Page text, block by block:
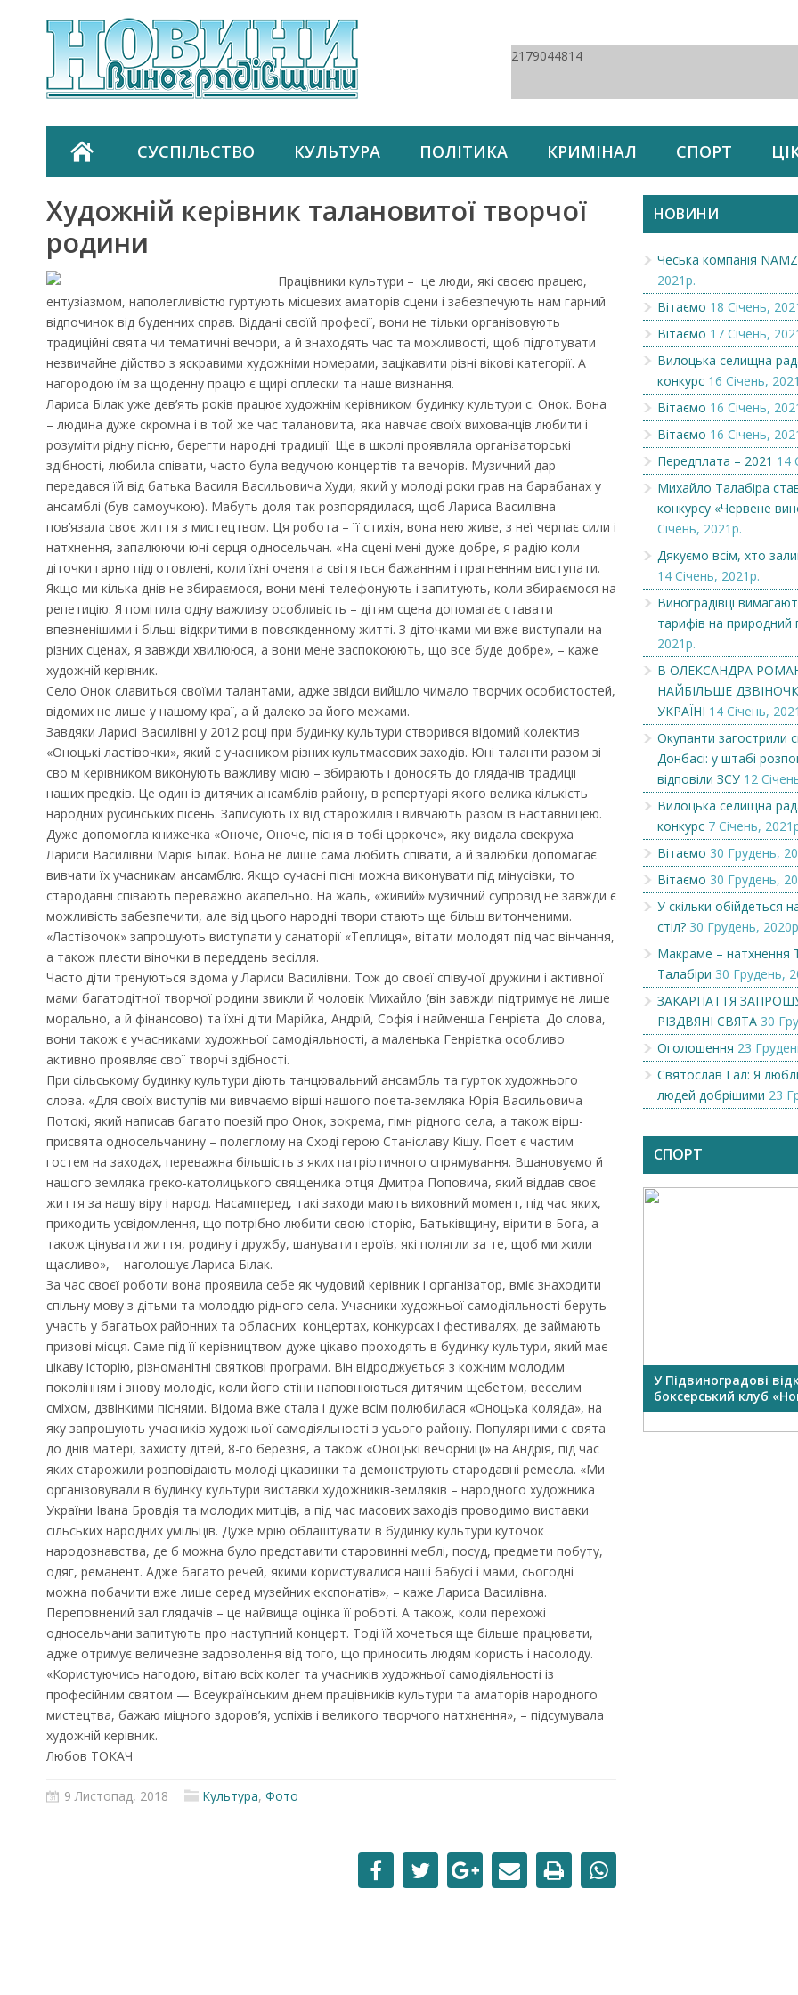
2179044814
СУСПІЛЬСТВО КУЛЬТУРА ПОЛІТИКА КРИМІНАЛ СПОРТ
Художній керівник талановитої творчої
родини
Працівники культури – це люди, які своєю працею,
ентузіазмом, наполегливістю гуртують місцевих аматорів сцени і забезпечують нам гарний
відпочинок від буденних справ. Віддані своїй професії, вони не тільки організовують
традиційні свята чи тематичні вечори, а й знаходять час та можливості, щоб підготувати
незвичайне дійство з яскравими художніми номерами, зацікавити різні вікові категорії. А
нагородою їм за щоденну працю є щирі оплески та наше визнання.
Лариса Білак уже дев’ять років працює художнім керівником будинку культури с. Онок. Вона
– людина дуже скромна і в той же час талановита, яка навчає своїх вихованців любити і
розуміти рідну пісню, берегти народні традиції. Ще в школі проявляла організаторські
здібності, любила співати, часто була ведучою концертів та вечорів. Музичний дар
передався їй від батька Василя Васильовича Худи, який у молоді роки грав на барабанах у
ансамблі (був самоучкою). Мабуть доля так розпорядилася, щоб Лариса Василівна
пов’язала своє життя з мистецтвом. Ця робота – її стихія, вона нею живе, з неї черпає сили і
натхнення, запалюючи юні серця односельчан. «На сцені мені дуже добре, я радію коли
діточки гарно підготовлені, коли їхні оченята світяться бажанням і прагненням виступати.
Якщо ми кілька днів не збираємося, вони мені телефонують і запитують, коли збираємося на
репетицію. Я помітила одну важливу особливість – дітям сцена допомагає ставати
впевненішими і більш відкритими в повсякденному житті. З діточками ми вже виступали на
різних сценах, я завжди хвилююся, а вони мене заспокоюють, що все буде добре», – каже
художній керівник.
Село Онок славиться своїми талантами, адже звідси вийшло чимало творчих особистостей,
відомих не лише у нашому краї, а й далеко за його межами.
Завдяки Ларисі Василівні у 2012 році при будинку культури створився відомий колектив
«Оноцькі ластівочки», який є учасником різних культмасових заходів. Юні таланти разом зі
своїм керівником виконують важливу місію – збирають і доносять до глядачів традиції
наших предків. Це один із дитячих ансамблів району, в репертуарі якого велика кількість
народних русинських пісень. Записують їх від старожилів і вивчають разом із наставницею.
Дуже допомогла книжечка «Оноче, Оноче, пісня в тобі цоркоче», яку видала свекруха
Лариси Василівни Марія Білак. Вона не лише сама любить співати, а й залюбки допомагає
вивчати їх учасникам ансамблю. Якщо сучасні пісні можна виконувати під мінусівки, то
стародавні співають переважно акапельно. На жаль, «живий» музичний супровід не завжди є
можливість забезпечити, але від цього народні твори стають ще більш витонченими.
«Ластівочок» запрошують виступати у санаторії «Теплиця», вітати молодят під час вінчання,
а також плести віночки в переддень весілля.
Часто діти тренуються вдома у Лариси Василівни. Тож до своєї співучої дружини і активної
мами багатодітної творчої родини звикли й чоловік Михайло (він завжди підтримує не лише
морально, а й фінансово) та їхні діти Марійка, Андрій, Софія і найменша Генрієта. До слова,
вони також є учасниками художньої самодіяльності, а маленька Генрієтка особливо
активно проявляє свої творчі здібності.
При сільському будинку культури діють танцювальний ансамбль та гурток художнього
слова. «Для своїх виступів ми вивчаємо вірші нашого поета-земляка Юрія Васильовича
Потокі, який написав багато поезій про Онок, зокрема, гімн рідного села, а також вірш-
присвята односельчанину – полеглому на Сході герою Станіславу Кішу. Поет є частим
гостем на заходах, переважна більшість з яких патріотичного спрямування. Вшановуємо й
нашого земляка греко-католицького священика отця Дмитра Поповича, який віддав своє
життя за нашу віру і народ. Насамперед, такі заходи мають виховний момент, під час яких,
приходить усвідомлення, що потрібно любити свою історію, Батьківщину, вірити в Бога, а
також цінувати життя, родину і дружбу, шанувати героїв, які полягли за те, щоб ми жили
щасливо», – наголошує Лариса Білак.
За час своєї роботи вона проявила себе як чудовий керівник і організатор, вміє знаходити
спільну мову з дітьми та молоддю рідного села. Учасники художньої самодіяльності беруть
участь у багатьох районних та обласних концертах, конкурсах і фестивалях, де займають
призові місця. Саме під її керівництвом дуже цікаво проходять в будинку культури, який має
цікаву історію, різноманітні святкові програми. Він відроджується з кожним молодим
поколінням і знову молодіє, коли його стіни наповнюються дитячим щебетом, веселим
сміхом, дзвінкими піснями. Відома вже стала і дуже всім полюбилася «Оноцька коляда», на
яку запрошують учасників художньої самодіяльності з усього району. Популярними є свята
до днів матері, захисту дітей, 8-го березня, а також «Оноцькі вечорниці» на Андрія, під час
яких старожили розповідають молоді цікавинки та демонструють стародавні ремесла. «Ми
організовували в будинку культури виставки художників-земляків – народного художника
України Івана Бровдія та молодих митців, а під час масових заходів проводимо виставки
сільських народних умільців. Дуже мрію облаштувати в будинку культури куточок
народознавства, де б можна було представити старовинні меблі, посуд, предмети побуту,
одяг, реманент. Адже багато речей, якими користувалися наші бабусі і мами, сьогодні
можна побачити вже лише серед музейних експонатів», – каже Лариса Василівна.
Переповнений зал глядачів – це найвища оцінка її роботі. А також, коли перехожі
односельчани запитують про наступний концерт. Тоді їй хочеться ще більше працювати,
адже отримує величезне задоволення від того, що приносить людям користь і насолоду.
«Користуючись нагодою, вітаю всіх колег та учасників художньої самодіяльності із
професійним святом — Всеукраїнським днем працівників культури та аматорів народного
мистецтва, бажаю міцного здоров’я, успіхів і великого творчого натхнення», – підсумувала
художній керівник.
Любов ТОКАЧ
9 Листопад, 2018 Культура, Фото
НОВИНИ
Чеська компанія
2021р.
Вітаємо 18 Січень,
Вітаємо 17 Січень,
Вилоцька селищна
конкурс 16 Січень,
Вітаємо 16 Січень,
Вітаємо 16 Січень,
Передплата – 2021 14
Михайло Талабіра
конкурсу «Червене
Січень, 2021р.
Дякуємо всім, хто
14 Січень, 2021р.
Виноградівці
тарифів на природний
2021р.
В ОЛЕКСАНДРА
НАЙБІЛЬШЕ
УКРАЇНІ 14 Січень,
Окупанти загострили
Донбасі: у штабі
відповіли ЗСУ 12
Вилоцька селищна
конкурс 7 Січень,
Вітаємо 30 Грудень,
Вітаємо 30 Грудень,
У скільки обійдеться
стіл? 30 Грудень,
Макраме – натхнення
Талабіри 30 Грудень,
ЗАКАРПАТТЯ
РІЗДВЯНІ СВЯТА 30
Оголошення 23
Святослав Гал: Я
людей добрішими 23
СПОРТ
У Підвиноградові
боксерський клуб
Вітаємо Чеська компанія
Запрошуємо на роботу в
Чехію
Чеська компанія NAMZOR
Викупимо
смородини...